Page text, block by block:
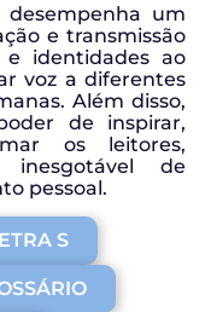
um
e transmissão
e identidades ao
voz a diferentes
Além disso,
de inspirar,
os leitores,
inesgotável de
pessoal.
S